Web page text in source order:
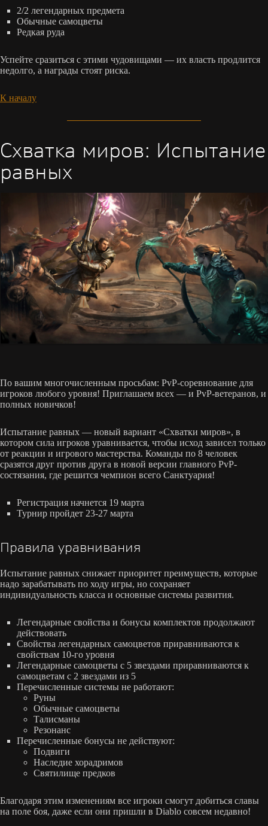
2/2 легендарных предмета
Обычные самоцветы
Редкая руда
Успейте сразиться с этими чудовищами — их власть продлится
недолго, а награды стоят риска.
К началу
Схватка миров: Испытание
равных
По вашим многочисленным просьбам: PvP-соревнование для
игроков любого уровня! Приглашаем всех — и PvP-ветеранов, и
полных новичков!
Испытание равных — новый вариант «Схватки миров», в
котором сила игроков уравнивается, чтобы исход зависел только
от реакции и игрового мастерства. Команды по 8 человек
сразятся друг против друга в новой версии главного PvP-
состязания, где решится чемпион всего Санктуария!
Регистрация начнется 19 марта
Турнир пройдет 23-27 марта
Правила уравнивания
Испытание равных снижает приоритет преимуществ, которые
надо зарабатывать по ходу игры, но сохраняет
индивидуальность класса и основные системы развития.
Легендарные свойства и бонусы комплектов продолжают
действовать
Свойства легендарных самоцветов приравниваются к
свойствам 10-го уровня
Легендарные самоцветы с 5 звездами приравниваются к
самоцветам с 2 звездами из 5
Перечисленные системы не работают:
Руны
Обычные самоцветы
Талисманы
Резонанс
Перечисленные бонусы не действуют:
Подвиги
Наследие хорадримов
Святилище предков
Благодаря этим изменениям все игроки смогут добиться славы
на поле боя, даже если они пришли в Diablo совсем недавно!